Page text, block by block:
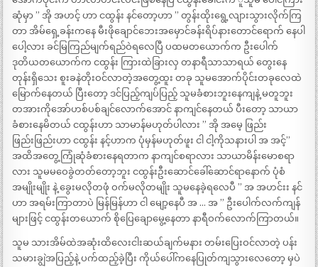
ဆုံမှာ ” အို အဟင့် ဟာ ငထွန်း နင်တော့ဟာ ” တွန်းထိုးရွေ့လျားသွားလိုက်ကြ
တာ အိမ်ရှေ့ခန်းကနေ မီးဖိုချောင်ဘေးအမှောင်ခန်းရိပ်နားတောင်ရောက် နေပါ
ပေါ့လား ခင်မြကြည်မျက်ရည်ဝဲရလေပြီ ပထမတယောက်က ဦးပေါက်
ဒုတိယတယောက်က ငထွန်း ကြားထဲခြားလှ တနာရီသာသာရယ် တွေးနေ
တုန်းရှိသေး စူးခနဲတိုးဝင်လာတဲ့အတွေ့ထူး တခု သူမအောက်ပိုင်းတခုလေထဲ
မြောက်နေတယ် ပြီးတော့ ဒင်ပြည့်ကျပ်ပြည့် သူမခံစားဘူးနေကျနဲ့ မတူဘူး
တအားကိုအော်ဟစ်ပစ်ချင်လောက်အောင် နာကျင်နေတယ် ပီးတော့ သာယာ
ခံစားနေမိတယ် ငထွန်းဟာ သာမာန်မဟုတ်ပါလား ” အို အမေ့ ဖြည်း
ဖြည်းဖြည်းဟာ ငထွန်း နင့်ဟာက ပုံမှန်မဟုတ်ဖူး ငါ ငါ့ကိုသနားပါ အ အင့်”
အထိအတွေ့ကြုံဆုံခံစားနေရတာက နာကျင်စရာလား သာယာမိန်းမောစရာ
လား သူမမဝေခွဲတတ်တော့ဘူး ငထွန်းဦးဆောင်ခေါ်ဆောင်ရာနောက် ပုံစံ
အမျိုးမျိုး နဲ့ ခွေးမလိုတဖုံ ဝက်မလိုတမျိုး သူမနေခဲ့ရလေပီ ” အ အဟင်းး နင်
ဟာ အရမ်းကြာတာပဲ မြန်မြန်ဟာ ငါ မျော့နေပီ အ … အ ” ဦးပေါက်လက်ကျန်
များဖြင့် ငထွန်းတယောက် စိုပြေချောမွေ့နေတာ နာရီဝက်လောက်ကြာတယ်။
သူမ သားအိမ်ထဲအဆုံးထိလေးငါးဆယ်ချက်မနား တမ်းပြေးဝင်လာတဲ့ ပန်း
သမားချွဲအပြည့်နဲ့ ပက်ထည့်ခဲ့ပြီး ကိုယ်ပေါ်ကနေပြုတ်ကျသွားလေတော့ မှပဲ